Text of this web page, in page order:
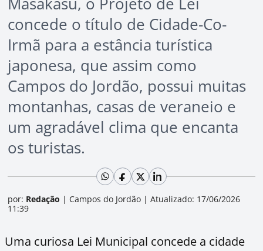
concede o título de Cidade-Co-
Irmã para a estância turística
japonesa, que assim como
Campos do Jordão, possui muitas
montanhas, casas de veraneio e
um agradável clima que encanta
os turistas.
por: Redação | Campos do Jordão | Atualizado: 17/06/2026
11:39
Uma curiosa Lei Municipal concede a cidade